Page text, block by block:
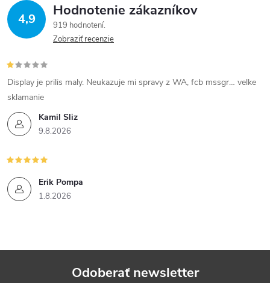
4,9 Hodnotenie zákazníkov
919 hodnotení
Zobraziť recenzie
Kamil Sliz
9.8.2026
Display je prilis maly. Neukazuje mi spravy z WA, fcb mssgr… velke
sklamanie
Erik Pompa
1.8.2026
Odoberať newsletter